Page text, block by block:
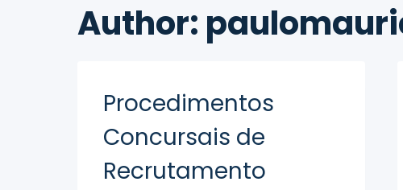
Author:
Procedimentos
Concursais de
Recrutamento